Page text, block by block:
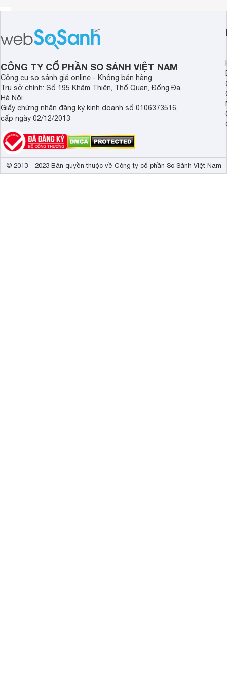
CÔNG TY CỔ PHẦN SO SÁNH VIỆT NAM
Công cụ so sánh giá online - Không bán hàng
Trụ sở chính: Số 195 Khâm Thiên, Thổ Quan, Đống Đa,
Hà Nội
Giấy chứng nhận đăng ký kinh doanh số 0106373516,
cấp ngày 02/12/2013
© 2013 - 2023 Bản quyền thuộc về Công ty cổ phần So Sánh Việt Nam